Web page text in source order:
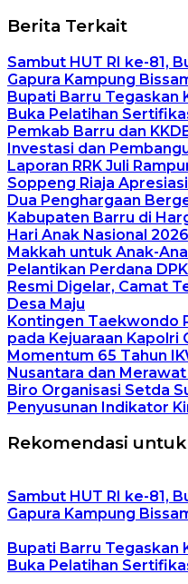
Berita Terkait
Sambut HUT RI ke-81,
Gapura Kampung
Bupati Barru Tegaskan
Buka Pelatihan
Pemkab Barru dan
Investasi dan
Laporan RRK Juli
Soppeng Riaja
Dua Penghargaan
Kabupaten Barru di
Hari Anak Nasional
Makkah untuk Anak-
Pelantikan Perdana
Resmi Digelar, Camat
Desa Maju
Kontingen Taekwondo
pada Kejuaraan Kapolri
Momentum 65 Tahun
Nusantara dan
Biro Organisasi Setda
Penyusunan Indikator
Rekomendasi
Sambut HUT RI ke-81,
Gapura Kampung
Bupati Barru Tegaskan
Buka Pelatihan